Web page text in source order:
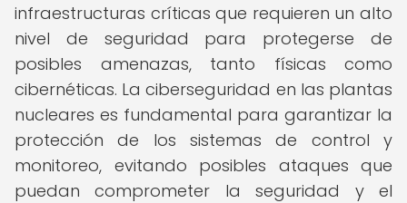
infraestructuras críticas que requieren un alto
nivel de seguridad para protegerse de
posibles amenazas, tanto físicas como
cibernéticas. La ciberseguridad en las plantas
nucleares es fundamental para garantizar la
protección de los sistemas de control y
monitoreo, evitando posibles ataques que
puedan comprometer la seguridad y el